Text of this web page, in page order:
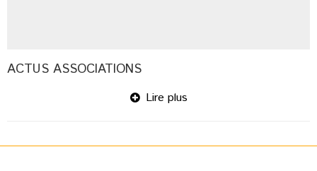
ACTUS ASSOCIATIONS
Lire plus